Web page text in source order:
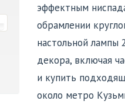
эффектным
обрамлении
настольной лампы
декора, включая
и купить
около метро